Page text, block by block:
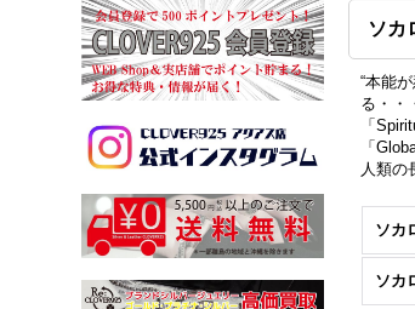
ソカ
“本能
る・・
「
「
人類の